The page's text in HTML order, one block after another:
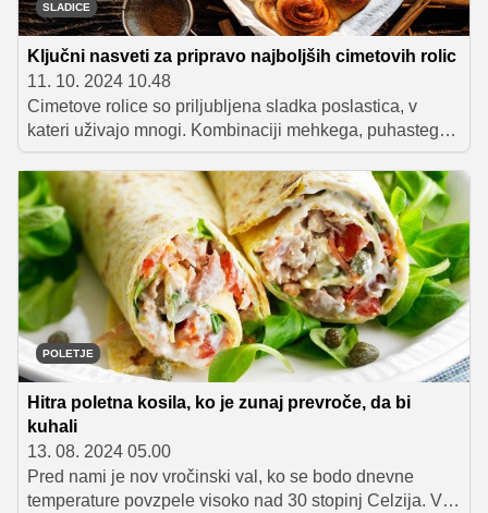
SLADICE
Ključni nasveti za pripravo najboljših cimetovih rolic
11. 10. 2024 10.48
Cimetove rolice so priljubljena sladka poslastica, v
kateri uživajo mnogi. Kombinaciji mehkega, puhastega
testa in sočnega cimetovega nadeva se preprosto ne
moremo upreti. Ne glede na to, ali ste izkušen pek ali
novinec v svetu cimetovih rolic, vam bodo spodnji
nasveti zagotovo v veliko pomoč pri njihovi pripravi,
hkrati pa vam bodo pomagali ustvariti slastno in opojno
dišečo dobroto, ki bo navdušila vašo družino in
prijatelje.
POLETJE
Hitra poletna kosila, ko je zunaj prevroče, da bi
kuhali
13. 08. 2024 05.00
Pred nami je nov vročinski val, ko se bodo dnevne
temperature povzpele visoko nad 30 stopinj Celzija. V